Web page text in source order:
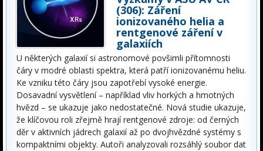
(306): Záření
ionizovaného helia a
rentgenové záření v
galaxiích
U některých galaxií si astronomové povšimli přítomnosti
čáry v modré oblasti spektra, která patří ionizovanému heliu.
Ke vzniku této čáry jsou zapotřebí vysoké energie.
Dosavadní vysvětlení – například vliv horkých a hmotných
hvězd – se ukazuje jako nedostatečné. Nová studie ukazuje,
že klíčovou roli zřejmě hrají rentgenové zdroje: od černých
děr v aktivních jádrech galaxií až po dvojhvězdné systémy s
kompaktními objekty. Autoři analyzovali rozsáhlý soubor dat